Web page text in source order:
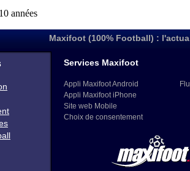
Maxifoot (100% Football) :
Services Maxifoot
Appli Maxifoot Android
Appli Maxifoot iPhone
Site web Mobile
Choix de consentement